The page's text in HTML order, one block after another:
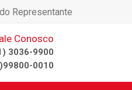
Representante
Conosco
3036-9900
0010